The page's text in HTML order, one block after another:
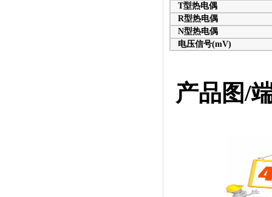
T型热电偶
R型热电偶
N型热电偶
电压信号(mV)
产品图/